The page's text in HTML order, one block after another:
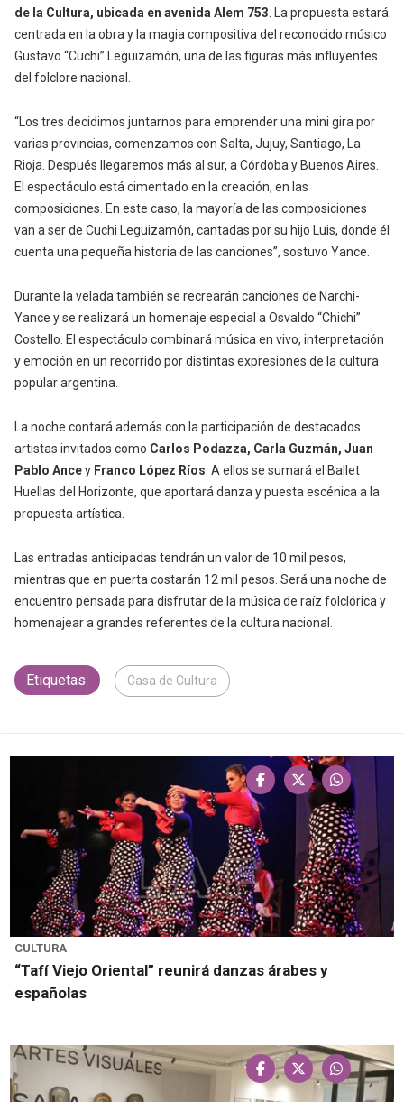
de la Cultura, ubicada en avenida Alem 753. La propuesta estará
centrada en la obra y la magia compositiva del reconocido músico
Gustavo “Cuchi” Leguizamón, una de las figuras más influyentes
del folclore nacional.
“Los tres decidimos juntarnos para emprender una mini gira por
varias provincias, comenzamos con Salta, Jujuy, Santiago, La
Rioja. Después llegaremos más al sur, a Córdoba y Buenos Aires.
El espectáculo está cimentado en la creación, en las
composiciones. En este caso, la mayoría de las composiciones
van a ser de Cuchi Leguizamón, cantadas por su hijo Luis, donde él
cuenta una pequeña historia de las canciones”, sostuvo Yance.
Durante la velada también se recrearán canciones de Narchi-
Yance y se realizará un homenaje especial a Osvaldo “Chichi”
Costello. El espectáculo combinará música en vivo, interpretación
y emoción en un recorrido por distintas expresiones de la cultura
popular argentina.
La noche contará además con la participación de destacados
artistas invitados como Carlos Podazza, Carla Guzmán, Juan
Pablo Ancey Franco López Ríos. A ellos se sumará el Ballet
Huellas del Horizonte, que aportará danza y puesta escénica a la
propuesta artística.
Las entradas anticipadas tendrán un valor de 10 mil pesos,
mientras que en puerta costarán 12 mil pesos. Será una noche de
encuentro pensada para disfrutar de la música de raíz folclórica y
homenajear a grandes referentes de la cultura nacional.
Etiquetas: Casa de Cultura
CULTURA
“Tafí Viejo Oriental” reunirá danzas árabes y
españolas